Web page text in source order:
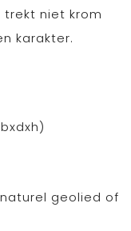
niet krom
karakter.
geolied of